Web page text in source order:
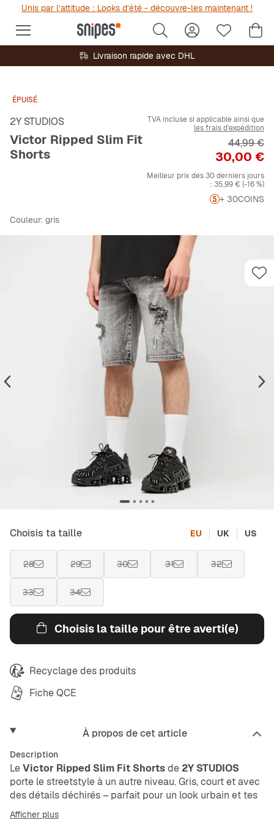
Unis par l’attitude : Looks d’été - découvre-les maintenant !
Livraison rapide avec DHL
ÉPUISÉ
2Y STUDIOS
Victor Ripped Slim Fit
Shorts
TVA incluse si applicable ainsi que
les frais d'expédition
Prix
30,00 €
Prix
44,99 €
Meilleur prix des 30 derniers jours
: 35,99 € (-16 %)
+ 30COINS
Couleur: gris
Choisis ta taille EU UK US
28 29 30 31 32
33 34
Choisis la taille pour être averti(e)
Recyclage des produits
Fiche QCE
À propos de cet article
Description
LeVictor Ripped Slim Fit Shortsde 2Y STUDIOS
porte le streetstyle à un autre niveau. Gris, court et avec
des détails déchirés – parfait pour un look urbain et tes
mouvements quotidiens. Ce short n’est pas seulement
Afficher plus